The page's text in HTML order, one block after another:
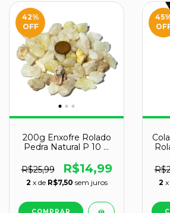
42%
OFF
200g Enxofre Rolado
Pedra Natural P 10 A
R$25,99
R$14,99
2 x de R$7,50 sem juros
45
2 x